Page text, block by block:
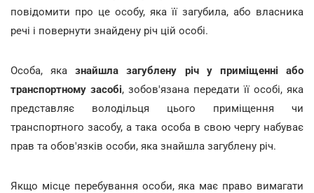
повідомити про це особу, яка її загубила, або власника
речі і повернути знайдену річ цій особі.
Особа, яказнайшла загублену річ у приміщенні або
транспортному засобі, зобов'язана передати її особі, яка
представляє володільця цього приміщення чи
транспортного засобу, а така особа в свою чергу набуває
прав та обов'язків особи, яка знайшла загублену річ.
Якщо місце перебування особи, яка має право вимагати